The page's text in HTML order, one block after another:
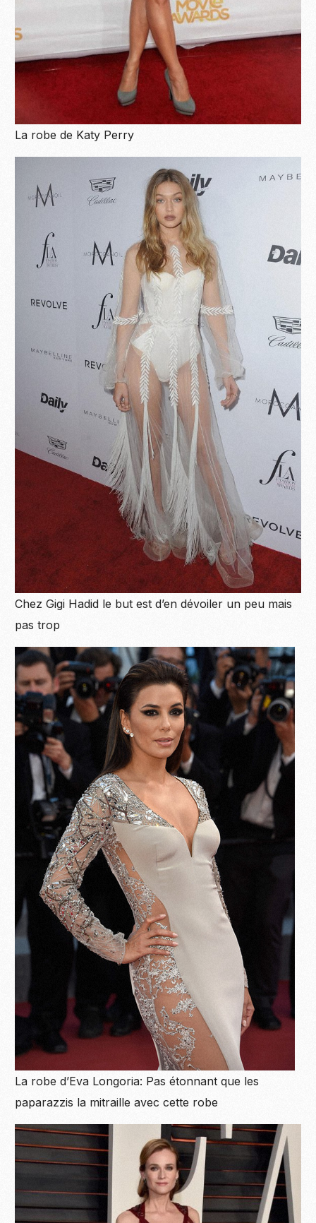
La robe de Katy Perry
Chez Gigi Hadid le but est d’en dévoiler un peu mais
pas trop
La robe d’Eva Longoria: Pas étonnant que les
paparazzis la mitraille avec cette robe